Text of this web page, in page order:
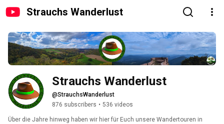
Strauchs Wanderlust
Strauchs Wanderlust
@StrauchsWanderlust
876 subscribers • 536 videos
Über die Jahre hinweg haben wir hier für Euch unsere Wandertouren in